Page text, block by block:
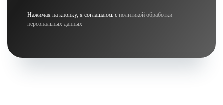
Нажимая на кнопку, я соглашаюсь с политикой обработки
персональных данных